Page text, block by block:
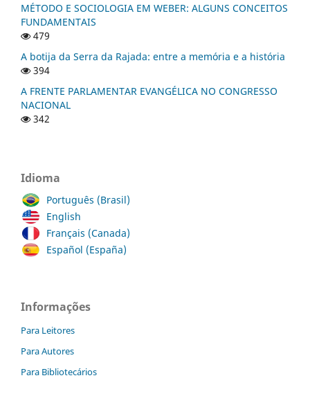
MÉTODO E SOCIOLOGIA EM WEBER: ALGUNS CONCEITOS
FUNDAMENTAIS
479
A botija da Serra da Rajada: entre a memória e a história
394
A FRENTE PARLAMENTAR EVANGÉLICA NO CONGRESSO
NACIONAL
342
Idioma
Português (Brasil)
English
Français (Canada)
Español (España)
Informações
Para Leitores
Para Autores
Para Bibliotecários